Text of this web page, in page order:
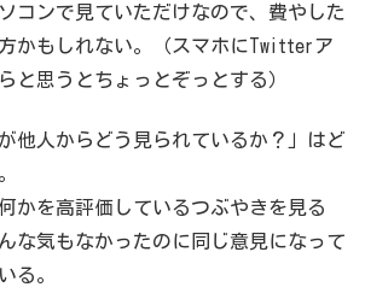
コンで見ていただけなので、費やした
かもしれない。（スマホにTwitterア
と思うとちょっとぞっとする）
他人からどう見られているか？」はど
かを高評価しているつぶやきを見る
な気もなかったのに同じ意見になって
る。